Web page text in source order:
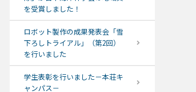
を受賞しました！
ロボット製作の成果発表会「雪
下ろしトライアル」（第2回）
を行いました
学生表彰を行いました－本荘キ
ャンパス－